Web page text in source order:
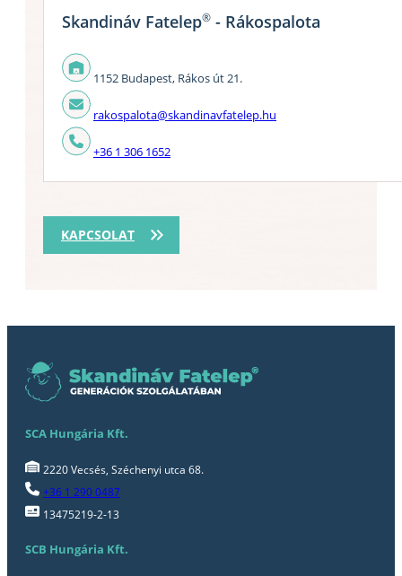
KAPCSOLAT
Skandináv Fatelep® - Rákospalota
1152 Budapest, Rákos út 21.
rakospalota@skandinavfatelep.hu
+36 1 306 1652
SCA Hungária Kft.
2220 Vecsés, Széchenyi utca 68.
+36 1 290 0487
13475219-2-13
SCB Hungária Kft.